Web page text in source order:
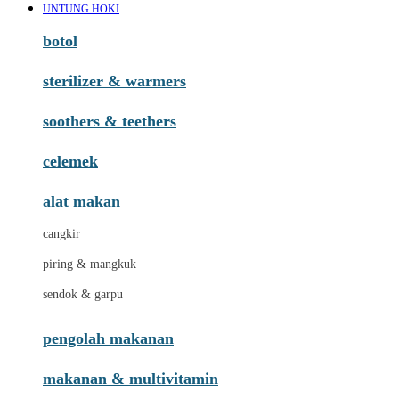
UNTUNG HOKI
botol
sterilizer & warmers
soothers & teethers
celemek
alat makan
cangkir
piring & mangkuk
sendok & garpu
pengolah makanan
makanan & multivitamin